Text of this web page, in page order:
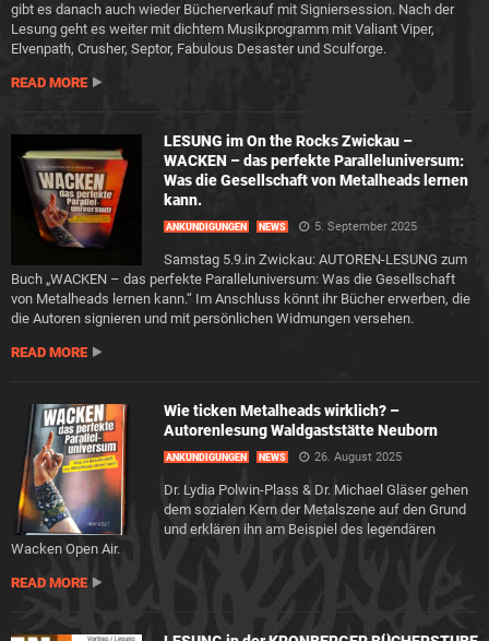
gibt es danach auch wieder Bücherverkauf mit Signiersession. Nach der
Lesung geht es weiter mit dichtem Musikprogramm mit Valiant Viper,
Elvenpath, Crusher, Septor, Fabulous Desaster und Sculforge.
READ MORE
LESUNG im On the Rocks Zwickau –
WACKEN – das perfekte Paralleluniversum:
Was die Gesellschaft von Metalheads lernen
kann.
ANKÜNDIGUNGEN NEWS 5. September 2025
Samstag 5.9.in Zwickau: AUTOREN-LESUNG zum
Buch „WACKEN – das perfekte Paralleluniversum: Was die Gesellschaft
von Metalheads lernen kann.“ Im Anschluss könnt ihr Bücher erwerben, die
die Autoren signieren und mit persönlichen Widmungen versehen.
READ MORE
Wie ticken Metalheads wirklich? –
Autorenlesung Waldgaststätte Neuborn
ANKÜNDIGUNGEN NEWS 26. August 2025
Dr. Lydia Polwin-Plass & Dr. Michael Gläser gehen
dem sozialen Kern der Metalszene auf den Grund
und erklären ihn am Beispiel des legendären
Wacken Open Air.
READ MORE